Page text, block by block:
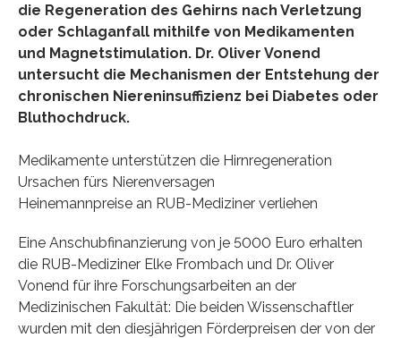
die Regeneration des Gehirns nach Verletzung
oder Schlaganfall mithilfe von Medikamenten
und Magnetstimulation. Dr. Oliver Vonend
untersucht die Mechanismen der Entstehung der
chronischen Niereninsuffizienz bei Diabetes oder
Bluthochdruck.
Medikamente unterstützen die Hirnregeneration
Ursachen fürs Nierenversagen
Heinemannpreise an RUB-Mediziner verliehen
Eine Anschubfinanzierung von je 5000 Euro erhalten
die RUB-Mediziner Elke Frombach und Dr. Oliver
Vonend für ihre Forschungsarbeiten an der
Medizinischen Fakultät: Die beiden Wissenschaftler
wurden mit den diesjährigen Förderpreisen der von der